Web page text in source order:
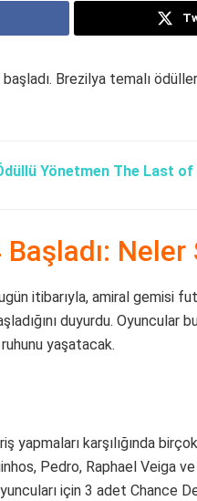
başladı. Brezilya temalı
Yönetmen The Last of
itibarıyla, amiral gemisi
duyurdu.
ruhunu yaşatacak.
yapmaları karşılığında
Pedro, Raphael Veiga
için 3 adet Chance